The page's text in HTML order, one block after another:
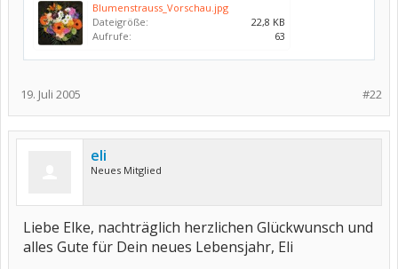
Blumenstrauss_Vorschau.jpg
Dateigröße:
22,8 KB
Aufrufe:
63
#22
19. Juli 2005
eli
Neues Mitglied
Liebe Elke, nachträglich herzlichen Glückwunsch und
alles Gute für Dein neues Lebensjahr, Eli